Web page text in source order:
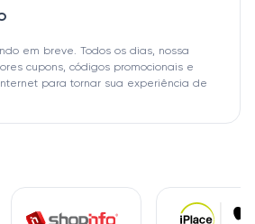
em breve. Todos os dias, nossa
cupons, códigos promocionais e
para tornar sua experiência de